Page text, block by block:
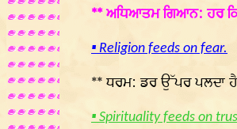
** ਅਧਿਆਤਮ ਗਿਆਨ: ਹਰ
▪ Religion feeds on fear.
** ਧਰਮ: ਡਰ ਉੱਪਰ ਪਲਦਾ ਹੈ
▪ Spirituality feeds on